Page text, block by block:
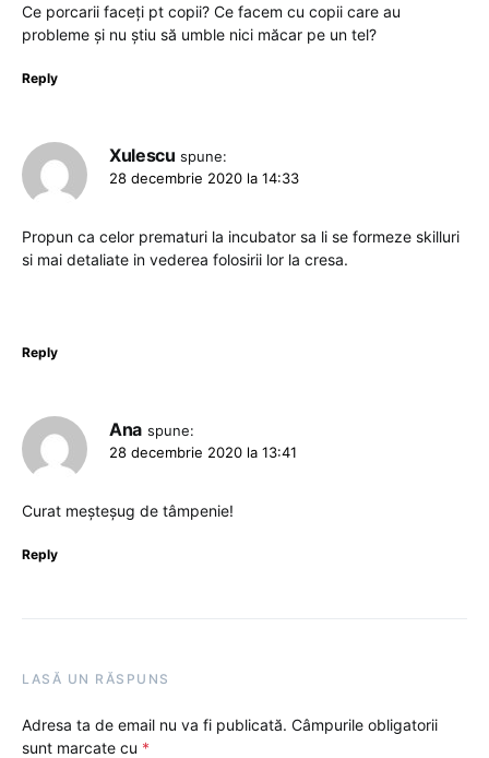
Ce porcarii faceți pt copii? Ce facem cu copii care au
probleme și nu știu să umble nici măcar pe un tel?
Reply
Xulescu spune:
28 decembrie 2020 la 14:33
Propun ca celor prematuri la incubator sa li se formeze skilluri
si mai detaliate in vederea folosirii lor la cresa.
Reply
Ana spune:
28 decembrie 2020 la 13:41
Curat meșteșug de tâmpenie!
Reply
LASĂ UN RĂSPUNS
Adresa ta de email nu va fi publicată. Câmpurile obligatorii
sunt marcate cu *